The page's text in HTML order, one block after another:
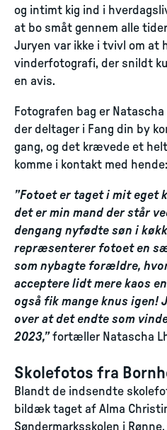
og intimt kig ind i
at bo småt gennem alle
Juryen var ikke i tvivl om at
vinderfotografi, der snildt
en avis.
Fotografen bag er Natascha
der deltager i Fang din by
gang, og det krævede et
komme i kontakt med hende:
”Fotoet er taget i mit eget
det er min mand der står
dengang nyfødte søn i
repræsenterer fotoet en
som nybagte forældre,
acceptere lidt mere kaos
også fik mange knus igen!
over at det endte som
2023,”fortæller Natascha
Skolefotos fra
Blandt de indsendte
bildæk taget af Alma
Søndermarksskolen i